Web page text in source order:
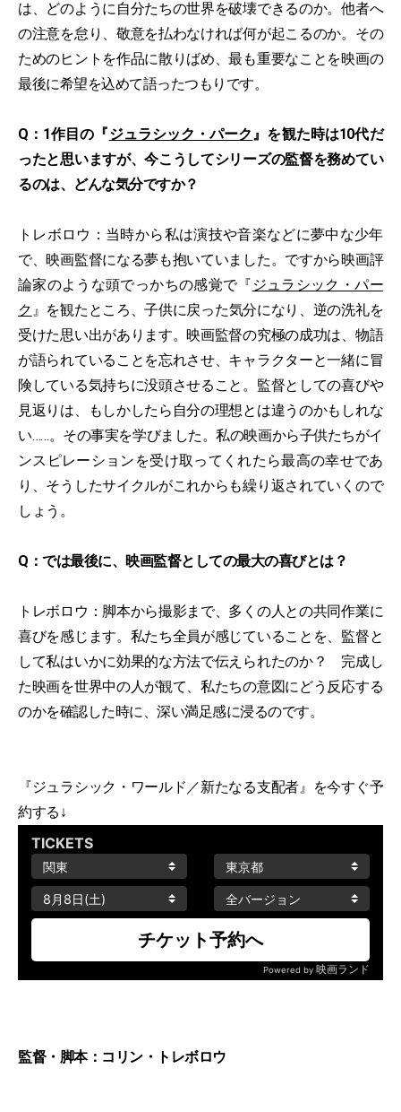
は、どのように自分たちの世界を破壊できるのか。他者へ
の注意を怠り、敬意を払わなければ何が起こるのか。その
ためのヒントを作品に散りばめ、最も重要なことを映画の
最後に希望を込めて語ったつもりです。
Q：1作目の『ジュラシック・パーク』を観た時は10代だ
ったと思いますが、今こうしてシリーズの監督を務めてい
るのは、どんな気分ですか？
トレボロウ：当時から私は演技や音楽などに夢中な少年
で、映画監督になる夢も抱いていました。ですから映画評
論家のような頭でっかちの感覚で『 ジュラシック・パー
ク 』を観たところ、子供に戻った気分になり、逆の洗礼を
受けた思い出があります。映画監督の究極の成功は、物語
が語られていることを忘れさせ、キャラクターと一緒に冒
険している気持ちに没頭させること。監督としての喜びや
見返りは、もしかしたら自分の理想とは違うのかもしれな
い……。その事実を学びました。私の映画から子供たちがイ
ンスピレーションを受け取ってくれたら最高の幸せであ
り、そうしたサイクルがこれからも繰り返されていくので
しょう。
Q：では最後に、映画監督としての最大の喜びとは？
トレボロウ：脚本から撮影まで、多くの人との共同作業に
喜びを感じます。私たち全員が感じていることを、監督と
して私はいかに効果的な方法で伝えられたのか？ 完成し
た映画を世界中の人が観て、私たちの意図にどう反応する
のかを確認した時に、深い満足感に浸るのです。
『ジュラシック・ワールド／新たなる支配者』を今すぐ予
約する↓
監督・脚本：コリン・トレボロウ